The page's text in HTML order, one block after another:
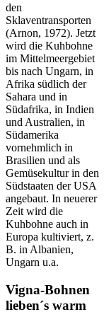
den
Sklaventransporten
(Arnon, 1972). Jetzt
wird die Kuhbohne
im Mittelmeergebiet
bis nach Ungarn, in
Afrika südlich der
Sahara und in
Südafrika, in Indien
und Australien, in
Südamerika
vornehmlich in
Brasilien und als
Gemüsekultur in den
Südstaaten der USA
angebaut. In neuerer
Zeit wird die
Kuhbohne auch in
Europa kultiviert, z.
B. in Albanien,
Ungarn u.a.
Vigna-Bohnen
lieben´s warm